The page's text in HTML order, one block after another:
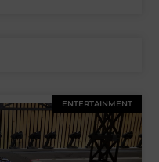
ENTERTAINMENT